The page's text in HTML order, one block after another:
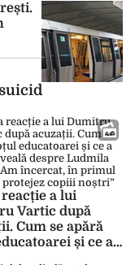
a lui
Vartic după
Cum se apără
și ce a